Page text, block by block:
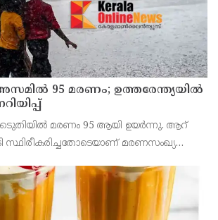
95 മരണം; ഉത്തരേന്ത്യയില്‍
മരണം 95 ആയി ഉയര്‍ന്നു. ആറ്
സ്ഥിരീകരിച്ചതോടെയാണ് മരണസംഖ്യ